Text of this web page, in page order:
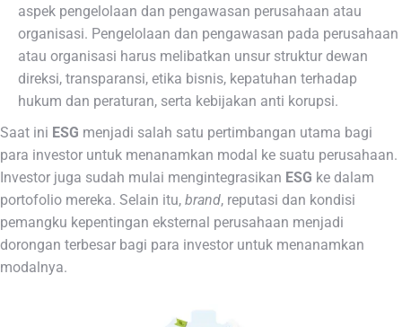
aspek pengelolaan dan pengawasan perusahaan atau
organisasi. Pengelolaan dan pengawasan pada perusahaan
atau organisasi harus melibatkan unsur struktur dewan
direksi, transparansi, etika bisnis, kepatuhan terhadap
hukum dan peraturan, serta kebijakan anti korupsi.
Saat ini ESG menjadi salah satu pertimbangan utama bagi
para investor untuk menanamkan modal ke suatu perusahaan.
Investor juga sudah mulai mengintegrasikan ESG ke dalam
portofolio mereka. Selain itu, brand, reputasi dan kondisi
pemangku kepentingan eksternal perusahaan menjadi
dorongan terbesar bagi para investor untuk menanamkan
modalnya.